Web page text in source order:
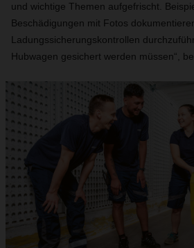
und wichtige Themen aufgefrischt.
Beschädigungen mit Fotos
Ladungssicherungskontrollen
Hubwagen gesichert werden müssen“,